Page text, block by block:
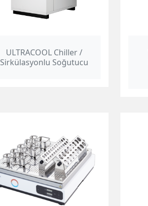
ULTRACOOL Chiller /
Sirkülasyonlu Soğutucu